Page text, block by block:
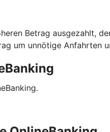
Betrag ausgezahlt,
um unnötige Anfahrten